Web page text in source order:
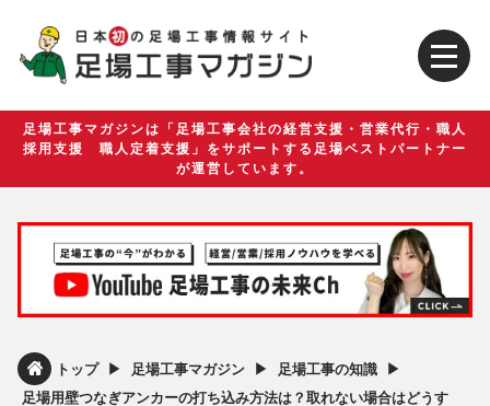
足場工事マガジンは「足場工事会社の経営支援・営業代行・職人
採用支援 職人定着支援」をサポートする足場ベストパートナー
が運営しています。
トップ ▶︎ 足場工事マガジン ▶︎ 足場工事の知識 ▶︎
足場用壁つなぎアンカーの打ち込み方法は？取れない場合はどうす